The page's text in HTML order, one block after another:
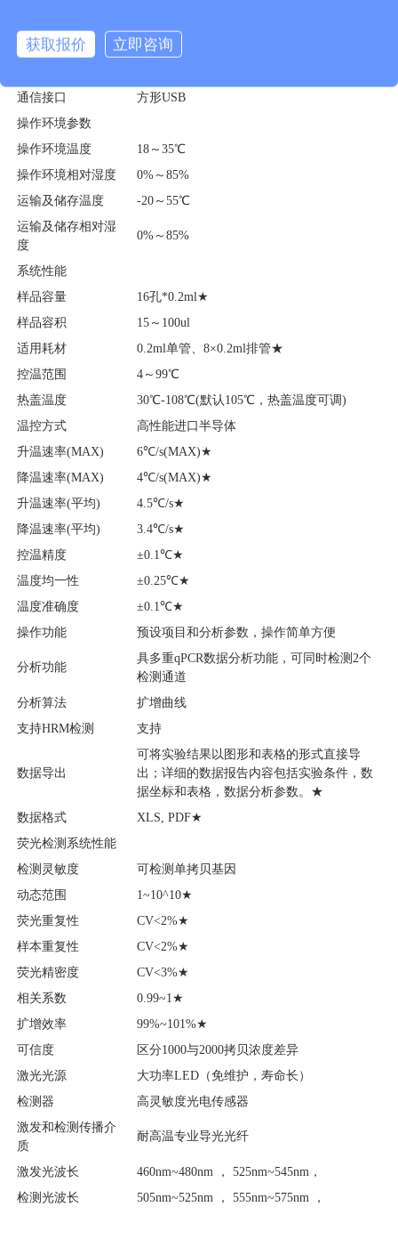
功率
最大工作功率300w
通信接口
方形USB
操作环境参数
操作环境温度
18～35℃
操作环境相对湿度
0%～85%
运输及储存温度
-20～55℃
运输及储存相对湿
度
0%～85%
系统性能
样品容量
16孔*0.2ml★
样品容积
15～100ul
适用耗材
0.2ml单管、8×0.2ml排管★
控温范围
4～99℃
热盖温度
30℃-108℃(默认105℃，热盖温度可调)
温控方式
高性能进口半导体
升温速率(MAX)
6℃/s(MAX)★
降温速率(MAX)
4℃/s(MAX)★
升温速率(平均)
4.5℃/s★
降温速率(平均)
3.4℃/s★
控温精度
±0.1℃★
温度均一性
±0.25℃★
温度准确度
±0.1℃★
操作功能
预设项目和分析参数，操作简单方便
分析功能
具多重qPCR数据分析功能，可同时检测2个
检测通道
分析算法
扩增曲线
支持HRM检测
支持
数据导出
可将实验结果以图形和表格的形式直接导
出；详细的数据报告内容包括实验条件，数
据坐标和表格，数据分析参数。★
数据格式
XLS, PDF★
荧光检测系统性能
检测灵敏度
可检测单拷贝基因
动态范围
1~10^10★
荧光重复性
CV<2%★
样本重复性
CV<2%★
荧光精密度
CV<3%★
相关系数
0.99~1★
扩增效率
99%~101%★
可信度
区分1000与2000拷贝浓度差异
激光光源
大功率LED（免维护，寿命长）
检测器
高灵敏度光电传感器
激发和检测传播介
质
耐高温专业导光光纤
激发光波长
460nm~480nm ， 525nm~545nm，
检测光波长
505nm~525nm ， 555nm~575nm ，
获取报价 立即咨询